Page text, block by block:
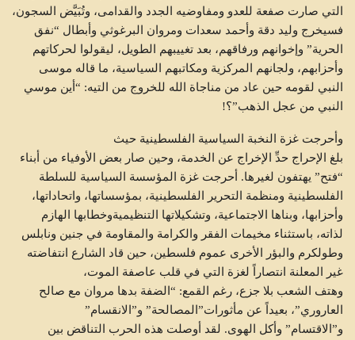
التي صارت صفعة للعدو ومفاوضيه الجدد والقدامى، وتُبَيَّض السجون،
فسيخرج وليد دقة وأحمد سعدات ومروان البرغوثي وأبطال “نفق
الحرية” وإخوانهم ورفاقهم، بعد تغييبهم الطويل، ليقولوا لحركاتهم
وأحزابهم، ولجانهم المركزية ومكاتبهم السياسية، ما قاله موسى
النبي لقومه حين عاد من مناجاة الله للخروج من التيه: “أين موسي
النبي من عجل الذهب”؟!
وأحرجت غزة النخبة السياسية الفلسطينية حيث
بلغ الإحراج حدِّ الإخراج عن الخدمة، وحين صار بعض الأوفياء من أبناء
“فتح” يهتفون لغيرها. أحرجت غزة المؤسسة السياسية للسلطة
الفلسطينية ومنظمة التحرير الفلسطينية، بمؤسساتها، واتحاداتها،
وأحزابها، وبناها الاجتماعية، وتشكيلاتها التنظيميةوخطابها الهازم
لذاته، باستثناء مخيمات الفقر والكرامة والمقاومة في جنين ونابلس
وطولكرم والبؤر الأخرى عموم فلسطين، حين قاد الشارع انتفاضته
غير المعلنة انتصاراً لغزة التي في قلب عاصفة الموت،
وهتف الشعب بلا جزع، رغم القمع: “الضفة بدها مروان مع صالح
العاروري”، بعيداً عن مأثورات”المصالحة” و”الانقسام”
و”الاقتسام” وأكل الهوى. لقد أوصلت هذه الحرب التناقض بين